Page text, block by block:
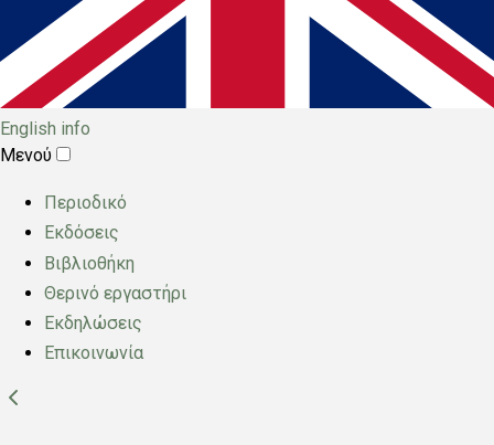
English info
menu
Μενού
Περιοδικό
Εκδόσεις
Βιβλιοθήκη
Θερινό εργαστήρι
Εκδηλώσεις
Επικοινωνία